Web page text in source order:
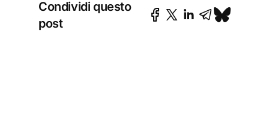
Condividi questo
post